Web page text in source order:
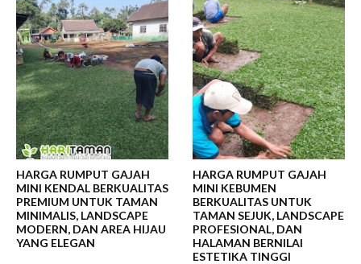
HARGA RUMPUT GAJAH
MINI KENDAL BERKUALITAS
PREMIUM UNTUK TAMAN
MINIMALIS, LANDSCAPE
MODERN, DAN AREA HIJAU
YANG ELEGAN
HARGA RUMPUT GAJAH
MINI KEBUMEN
BERKUALITAS UNTUK
TAMAN SEJUK, LANDSCAPE
PROFESIONAL, DAN
HALAMAN BERNILAI
ESTETIKA TINGGI